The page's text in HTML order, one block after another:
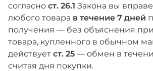
согласно ст. 26.1 Закона вы вправе
любого товара в течение 7 дней
получения — без объяснения
товара, купленного в обычном
действует ст. 25 — обмен в
считая дня покупки.